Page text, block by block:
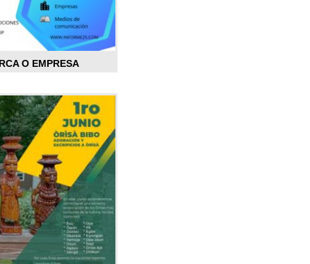
O EMPRESA